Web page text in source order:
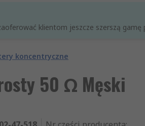
klientom jeszcze szerszą
koncentryczne
50 Ω Męski